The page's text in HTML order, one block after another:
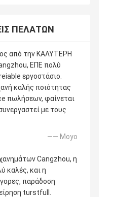
ΠΕΛΑΤΏΝ
από την ΚΑΛΥΤΕΡΗ
ΕΠΕ πολύ
εργοστάσιο.
καλής ποιότητας
πωλήσεων, φαίνεται
με τους
—— Moyo
Cangzhou, η
καλές, και η
παράδοση
turstfull.